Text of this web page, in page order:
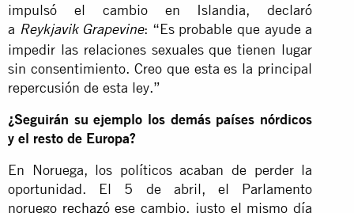
impulsó el cambio en Islandia, declaró
a ReykjavikGrapevine: “Es probable que ayude a
impedir las relaciones sexuales que tienen lugar
sin consentimiento. Creo que esta es la principal
repercusión de esta ley.”
¿Seguirán su ejemplo los demás países nórdicos
y el resto de Europa?
En Noruega, los políticos acaban de perder la
oportunidad. El 5 de abril, el Parlamento
noruego rechazóese cambio, justo el mismo día